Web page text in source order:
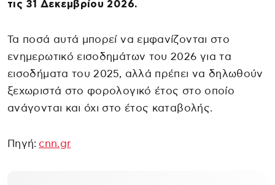
τις 31 Δεκεμβρίου 2026.
Τα ποσά αυτά μπορεί να εμφανίζονται στο
ενημερωτικό εισοδημάτων του 2026 για τα
εισοδήματα του 2025, αλλά πρέπει να δηλωθούν
ξεχωριστά στο φορολογικό έτος στο οποίο
ανάγονται και όχι στο έτος καταβολής.
Πηγή: cnn.gr